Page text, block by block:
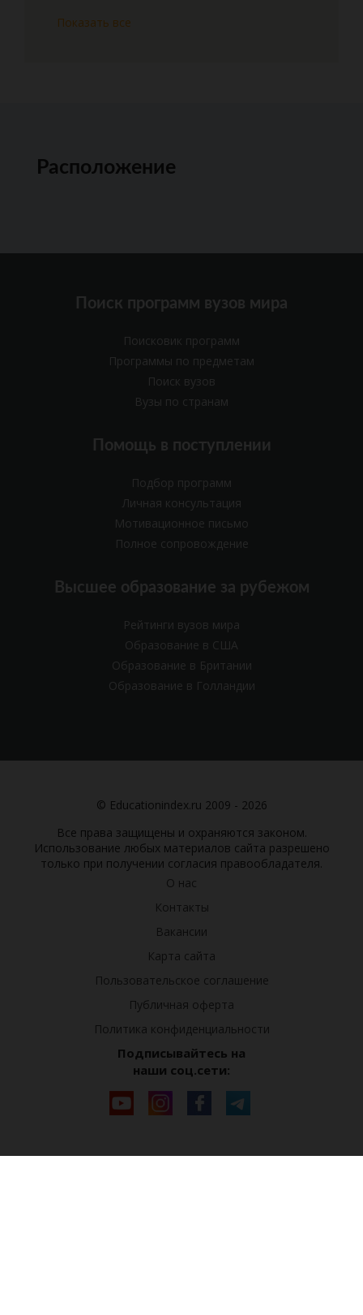
Показать все
Расположение
Поиск программ вузов мира
Поисковик программ
Программы по предметам
Поиск вузов
Вузы по странам
Помощь в поступлении
Подбор программ
Личная консультация
Мотивационное письмо
Полное сопровождение
Высшее образование за рубежом
Рейтинги вузов мира
Образование в США
Образование в Британии
Образование в Голландии
© Educationindex.ru 2009 - 2026
Все права защищены и охраняются законом.
Использование любых материалов сайта разрешено
только при получении согласия правообладателя.
О нас
Контакты
Вакансии
Карта сайта
Пользовательское соглашение
Публичная оферта
Политика конфиденциальности
Подписывайтесь на
наши соц.сети: